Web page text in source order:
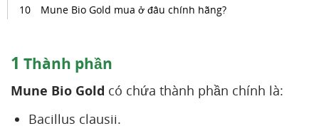
Mune Bio Gold mua ở đâu chính hãng?
1 Thành phần
Mune Bio Gold có chứa thành phần chính là:
Bacillus clausii.